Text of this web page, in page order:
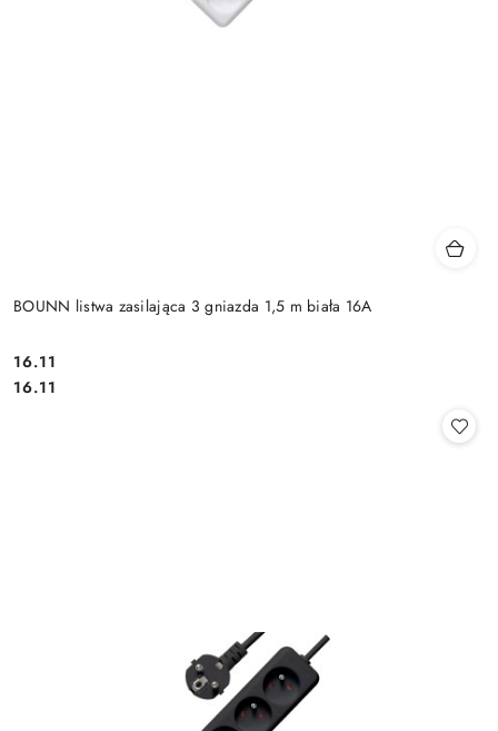
BOUNN listwa zasilająca 3 gniazda 1,5 m biała 16A
Cena:
16.11
Cena:
16.11